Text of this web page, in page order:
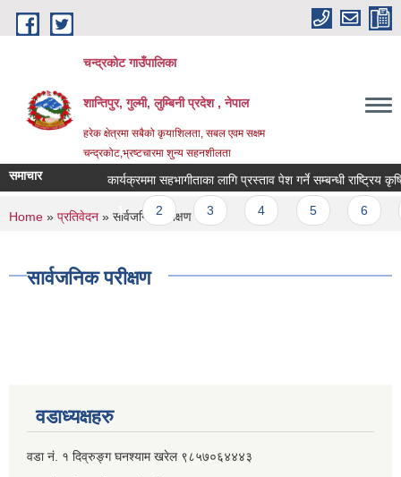
Skip to main content
चन्द्रकोट गाउँपालिका
शान्तिपुर, गुल्मी, लुम्बिनी प्रदेश , नेपाल
हरेक क्षेत्रमा सबैको कृयाशिलता, सबल एवम सक्षम
चन्द्रकोट,भ्रष्टचारमा शुन्य सहनशीलता
समाचार कार्यक्रममा सहभागीताका लागि प्रस्ताव पेश गर्ने सम्बन्धी राष्ट्रिय
Pages
2 3
You are here
Home » प्रतिवेदन » सार्वजनिक परीक्षण
सार्वजनिक परीक्षण
वडाध्यक्षहरु
वडा नं. १ दिव्रुङ्ग घनश्याम खरेल ९८५७०६४४४३